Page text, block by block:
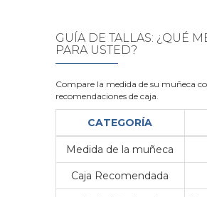
GUÍA DE TALLAS: ¿QUÉ
PARA USTED?
Compare la medida de su muñeca
recomendaciones de caja.
CATEGORÍA
Medida de la muñeca
Caja Recomendada